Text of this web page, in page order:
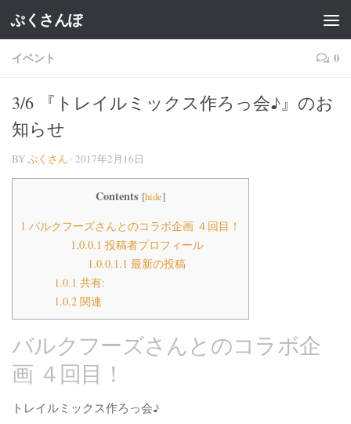
ぷくさんぽ
イベント 0
3/6 『トレイルミックス作ろっ会♪』のお
知らせ
BYぷくさん · 2017年2月16日
Contents [hide]
1 バルクフーズさんとのコラボ企画 ４回目！
1.0.0.1 投稿者プロフィール
1.0.0.1.1 最新の投稿
1.0.1 共有:
1.0.2関連
バルクフーズさんとのコラボ企
画 ４回目！
トレイルミックス作ろっ会♪